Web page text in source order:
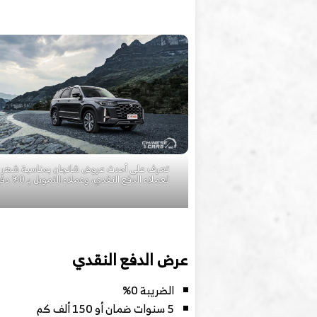
تعرف على أحدث عروض شانجان بمناسبة
لعملاء الدفع النقدي، وعملاء التمويل بـ 0% دفع أولى
عرض الدفع النقدي
الضريبة 0%
5 سنوات ضمان أو 150 ألف كم